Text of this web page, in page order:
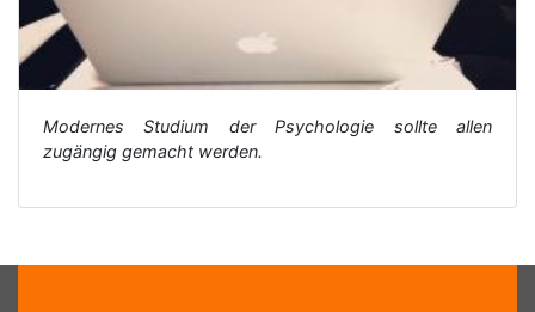
Modernes Studium der Psychologie sollte allen
zugängig gemacht werden.